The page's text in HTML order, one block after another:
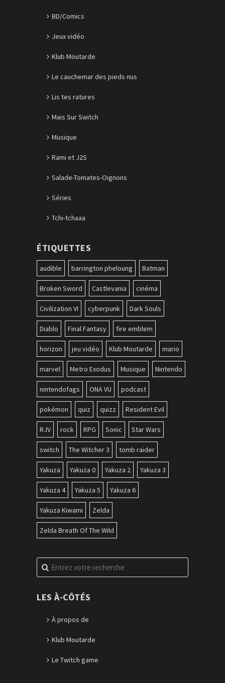
BD/Comics
Jeux vidéo
Klub Moutarde
Le cauchemar des pieds nus
Lis tes ratures
Mais Sur Switch
Musique
Rami et J2S
Salade-Tomates-Oignons
Séries
Tchi-tchaaa
ÉTIQUETTES
audible barrington pheloung Batman
Broken Sword Castlevania cinéma
Civilization VI cyberpunk Dark Souls
Diablo Final Fantasy fire emblem
horizon jeu vidéo Klub Moutarde mario
marvel Metro Exodus Musique Nintendo
nintendofags ONA VU podcast
pokémon quiz quizz Resident Evil
RJV rock RPG Sonic Star Wars
switch The Witcher 3 tomb raider
Yakuza Yakuza 0 Yakuza 2 Yakuza 3
Yakuza 4 Yakuza 5 Yakuza 6
Yakuza Kiwami Zelda
Zelda Breath Of The Wild
Recherche
pour
LES À-CÔTÉS
À propos de
Klub Moutarde
Le Twitch game